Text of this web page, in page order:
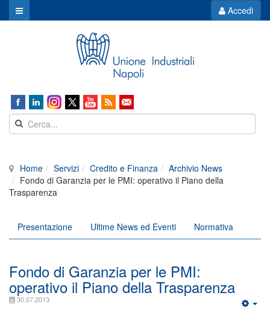
Accedi
Home Servizi Credito e Finanza
Archivio News
Fondo di Garanzia per le PMI: operativo il Piano della
Trasparenza
Presentazione Ultime News ed Eventi Normativa
Fondo di Garanzia per le PMI:
operativo il Piano della Trasparenza
30.07.2013